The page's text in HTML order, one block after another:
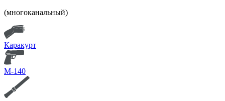
(многоканальный)
Каракурт
М-140